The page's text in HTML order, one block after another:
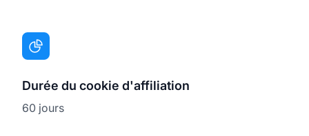
Durée du cookie d'affiliation
60 jours